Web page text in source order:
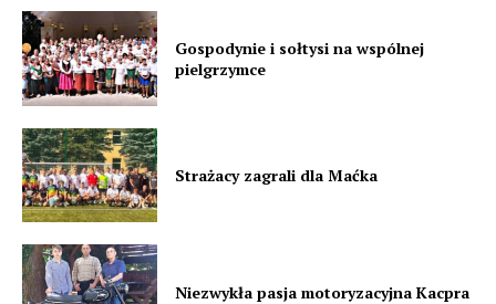
Gospodynie i sołtysi na wspólnej
pielgrzymce
Strażacy zagrali dla Maćka
Niezwykła pasja motoryzacyjna Kacpra